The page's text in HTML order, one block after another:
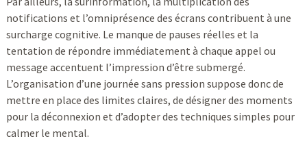
notifications et l’omniprésence des écrans contribuent à une
surcharge cognitive. Le manque de pauses réelles et la
tentation de répondre immédiatement à chaque appel ou
message accentuent l’impression d’être submergé.
L’organisation d’une journée sans pression suppose donc de
mettre en place des limites claires, de désigner des moments
pour la déconnexion et d’adopter des techniques simples pour
calmer le mental.